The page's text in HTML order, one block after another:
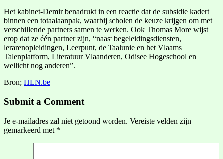
Het kabinet-Demir benadrukt in een reactie dat de subsidie kadert
binnen een totaalaanpak, waarbij scholen de keuze krijgen om met
verschillende partners samen te werken. Ook Thomas More wijst
erop dat ze één partner zijn, “naast begeleidingsdiensten,
lerarenopleidingen, Leerpunt, de Taalunie en het Vlaams
Talenplatform, Literatuur Vlaanderen, Odisee Hogeschool en
wellicht nog anderen”.
Bron; HLN.be
Submit a Comment
Je e-mailadres zal niet getoond worden. Vereiste velden zijn
gemarkeerd met *